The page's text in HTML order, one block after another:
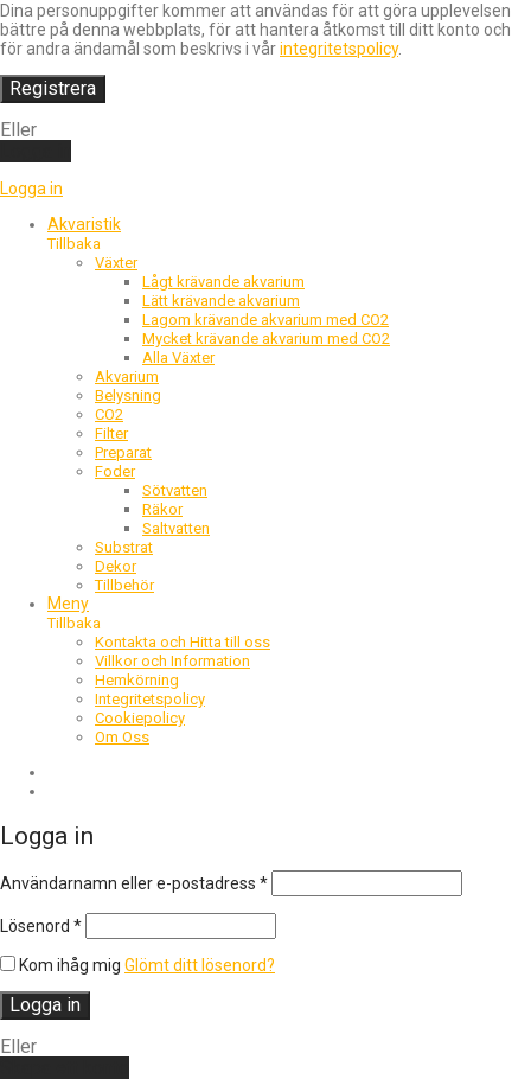
Dina personuppgifter kommer att användas för att göra upplevelsen
bättre på denna webbplats, för att hantera åtkomst till ditt konto och
för andra ändamål som beskrivs i vårintegritetspolicy.
Registrera
Eller
Logga in
Akvaristik
Tillbaka
Växter
Lågt krävande akvarium
Lätt krävande akvarium
Lagom krävande akvarium med CO2
Mycket krävande akvarium med CO2
Alla Växter
Akvarium
Belysning
CO2
Filter
Preparat
Foder
Sötvatten
Räkor
Saltvatten
Substrat
Dekor
Tillbehör
Meny
Tillbaka
Kontakta och Hitta till oss
Villkor och Information
Hemkörning
Integritetspolicy
Cookiepolicy
Om Oss
Logga in
Användarnamn eller e-postadress *Obligatoriskt
Lösenord *Obligatoriskt
Kom ihåg mig Glömt ditt lösenord?
Logga in
Eller